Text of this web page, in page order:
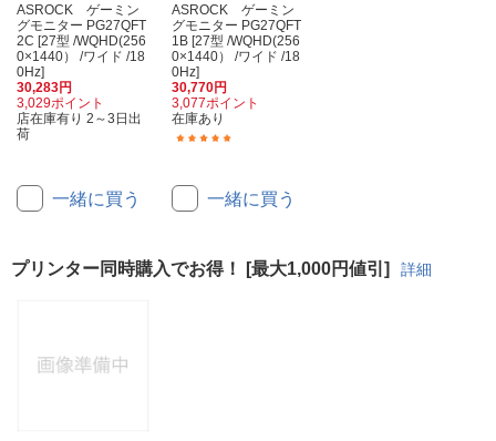
ASROCK ゲーミン
グモニター PG27QFT
2C [27型 /WQHD(256
0×1440） /ワイド /18
0Hz]
30,283円
3,029ポイント
店在庫有り 2～3日出
荷
一緒に買う
ASROCK ゲーミン
グモニター PG27QFT
1B [27型 /WQHD(256
0×1440） /ワイド /18
0Hz]
30,770円
3,077ポイント
在庫あり
一緒に買う
プリンター同時購入でお得！ [最大1,000円値引] 詳細